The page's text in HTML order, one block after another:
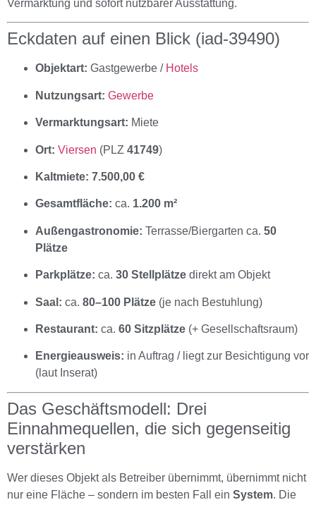
Vermarktung und sofort nutzbarer Ausstattung.
Eckdaten auf einen Blick (iad-39490)
Objektart: Gastgewerbe / Hotels
Nutzungsart: Gewerbe
Vermarktungsart: Miete
Ort: Viersen (PLZ 41749)
Kaltmiete: 7.500,00 €
Gesamtfläche: ca. 1.200 m²
Außengastronomie: Terrasse/Biergarten ca. 50
Plätze
Parkplätze: ca. 30 Stellplätze direkt am Objekt
Saal: ca. 80–100 Plätze (je nach Bestuhlung)
Restaurant: ca. 60 Sitzplätze (+ Gesellschaftsraum)
Energieausweis: in Auftrag / liegt zur Besichtigung vor
(laut Inserat)
Das Geschäftsmodell: Drei
Einnahmequellen, die sich gegenseitig
verstärken
Wer dieses Objekt als Betreiber übernimmt, übernimmt nicht
nur eine Fläche – sondern im besten Fall ein System. Die